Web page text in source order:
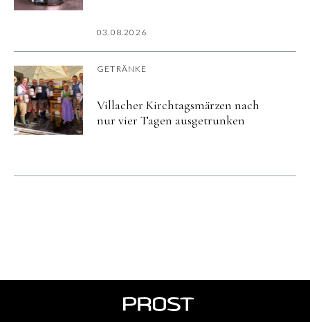
03.08.2026
GETRÄNKE
Villacher Kirchtagsmärzen nach
nur vier Tagen ausgetrunken